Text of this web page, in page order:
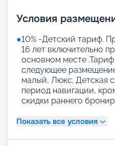
Условия
●10% -Детский тариф.
16 лет включительно
основном месте .Тариф
следующее
малый, Люкс. Детская
период навигации,
скидки раннего
Показать все условия